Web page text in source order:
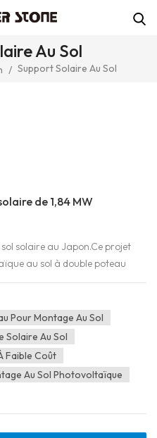
Au Sol
/ Support Solaire Au Sol
de 1,84 MW
solaire au Japon.Ce projet
au sol à double poteau
: Deux colonnes de soutien
sur une fondation
horizontale/rail de...
Pour Montage Au Sol
Solaire Au Sol
Faible Coût
Au Sol Photovoltaïque